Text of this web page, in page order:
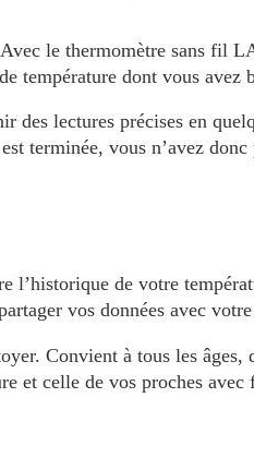
le thermomètre sans fil
température dont vous avez
lectures précises en
terminée, vous n’avez
l’historique de votre
vos données avec
Convient à tous les
et celle de vos proches